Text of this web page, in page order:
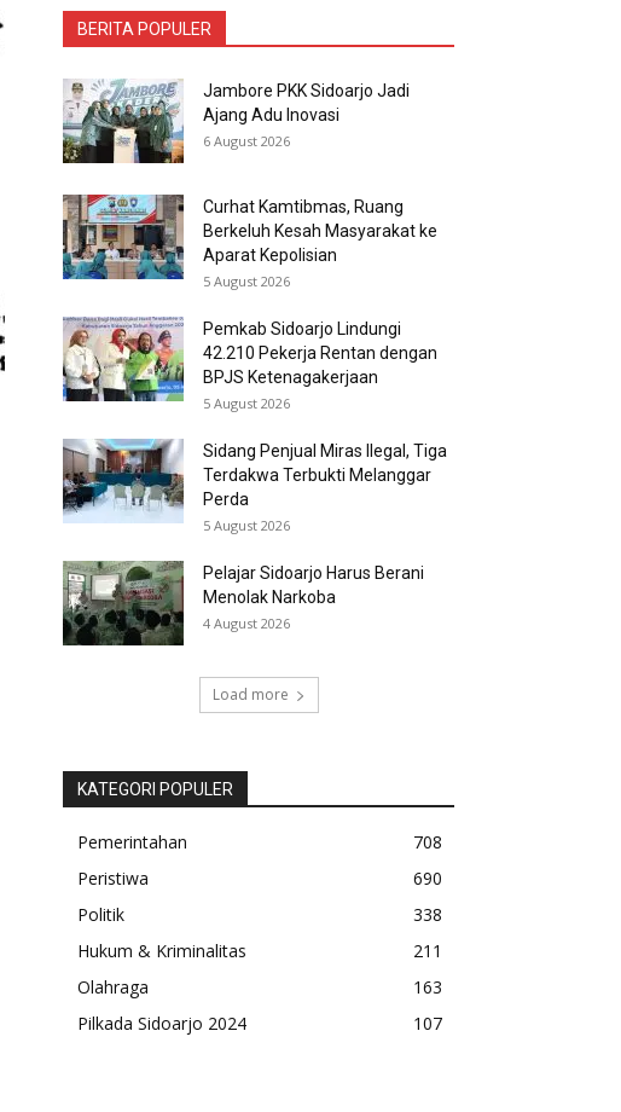
BERITA POPULER
Jambore PKK Sidoarjo Jadi
Ajang Adu Inovasi
6 August 2026
Curhat Kamtibmas, Ruang
Berkeluh Kesah Masyarakat ke
Aparat Kepolisian
5 August 2026
Pemkab Sidoarjo Lindungi
42.210 Pekerja Rentan dengan
BPJS Ketenagakerjaan
5 August 2026
Sidang Penjual Miras Ilegal, Tiga
Terdakwa Terbukti Melanggar
Perda
5 August 2026
Pelajar Sidoarjo Harus Berani
Menolak Narkoba
4 August 2026
Load more
KATEGORI POPULER
Pemerintahan
708
Peristiwa
690
Politik
338
Hukum & Kriminalitas
211
Olahraga
163
Pilkada Sidoarjo 2024
107